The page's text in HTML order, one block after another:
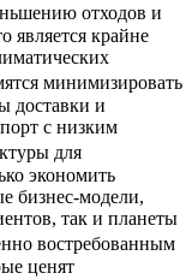
отходов и
является крайне
минимизировать
доставки и
с низким
для
экономить
бизнес-модели,
так и планеты
востребованным
ценят